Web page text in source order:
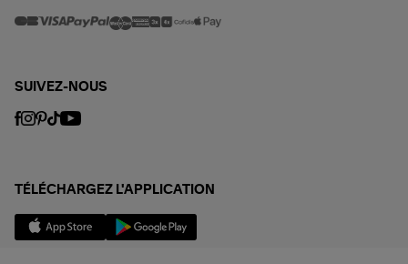
SUIVEZ-NOUS
TÉLÉCHARGEZ L'APPLICATION